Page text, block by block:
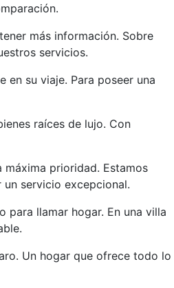
más información. Sobre
servicios.
en su viaje. Para poseer una
raíces de lujo. Con
máxima prioridad. Estamos
servicio excepcional.
para llamar hogar. En una villa
Un hogar que ofrece todo lo